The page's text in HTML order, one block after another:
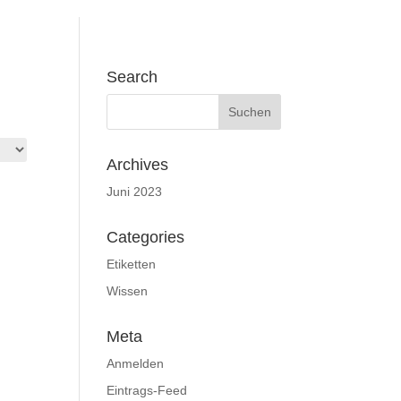
Search
Archives
Juni 2023
Categories
Etiketten
Wissen
Meta
Anmelden
Eintrags-Feed